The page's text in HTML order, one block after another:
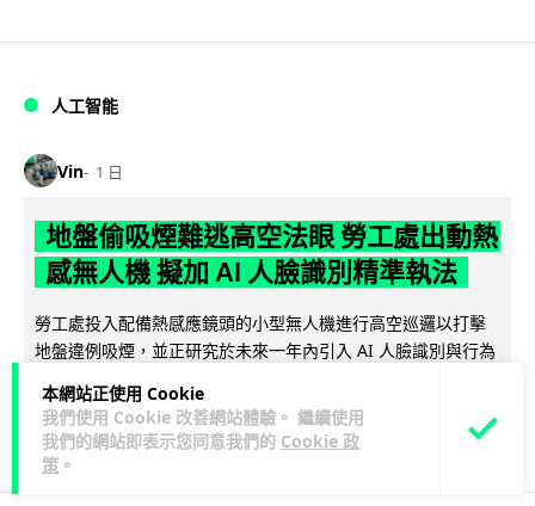
本網站正使用 Cookie
我們使用 Cookie 改善網站體驗。 繼續使用
我們的網站即表示您同意我們的 Cookie 政
策 。
人工智能
Vin 1 日
地盤偷吸煙難逃高空法眼 勞工處出動熱
感無人機 擬加 AI 人臉識別精準執法
勞工處投入配備熱感應鏡頭的小型無人機進行高空巡邏以打擊
地盤違例吸煙，並正研究於未來一年內引入 AI 人臉識別與行為
分析功能，結合三大技術進一...
246 55 ↗ 分享